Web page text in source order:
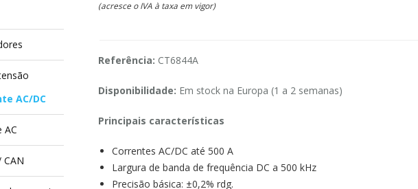
(acresce o IVA à taxa em vigor)
Referência: CT6844A
Disponibilidade: Em stock na Europa (1 a 2 semanas)
Principais características
Correntes AC/DC até 500 A
Largura de banda de frequência DC a 500 kHz
Precisão básica: ±0,2% rdg.
AC/DC
AC
CAN